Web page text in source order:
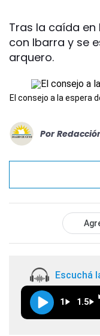
Tras la caída
con Ibarra y se
arquero.
El consejo a la espera
Por
Escuchá
1 1.5